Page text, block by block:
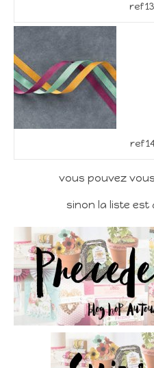
ref
ref
vous pouvez
sinon la liste est